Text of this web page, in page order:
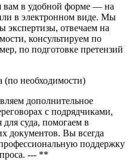
вам в удобной форме — на
в электронном виде. Мы
экспертизы, отвечаем на
консультируем по
по подготовке претензий
необходимости)
дополнительное
с подрядчиками,
суда, помогаем в
документов. Вы всегда
поддержку
--- **